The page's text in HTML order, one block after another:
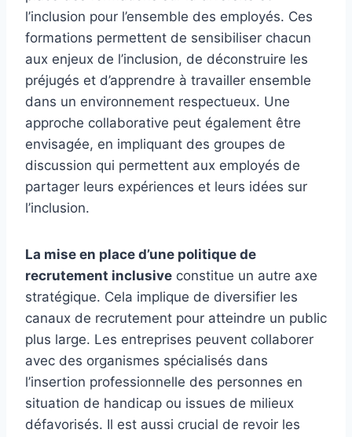
l’inclusion pour l’ensemble des employés. Ces
formations permettent de sensibiliser chacun
aux enjeux de l’inclusion, de déconstruire les
préjugés et d’apprendre à travailler ensemble
dans un environnement respectueux. Une
approche collaborative peut également être
envisagée, en impliquant des groupes de
discussion qui permettent aux employés de
partager leurs expériences et leurs idées sur
l’inclusion.
La mise en place d’une politique de
recrutement inclusive constitue un autre axe
stratégique. Cela implique de diversifier les
canaux de recrutement pour atteindre un public
plus large. Les entreprises peuvent collaborer
avec des organismes spécialisés dans
l’insertion professionnelle des personnes en
situation de handicap ou issues de milieux
défavorisés. Il est aussi crucial de revoir les